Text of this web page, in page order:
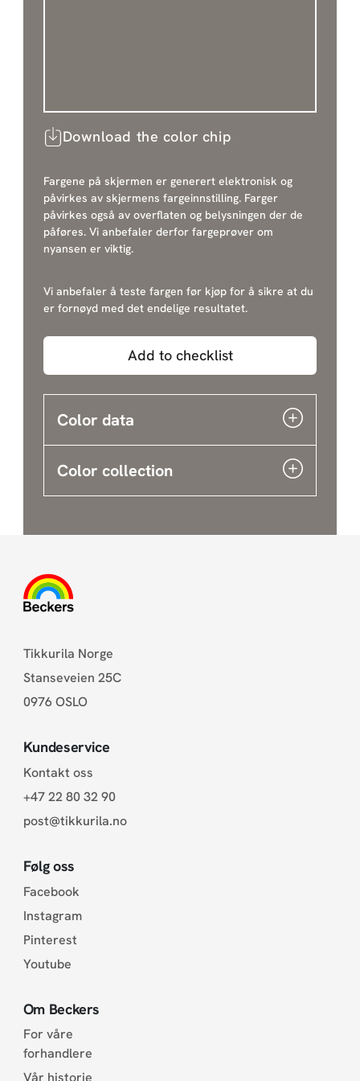
Download the color chip
Fargene på skjermen er generert elektronisk og
påvirkes av skjermens fargeinnstilling. Farger
påvirkes også av overflaten og belysningen der de
påføres. Vi anbefaler derfor fargeprøver om
nyansen er viktig.
Vi anbefaler å teste fargen før kjøp for å sikre at du
er fornøyd med det endelige resultatet.
Add to checklist
Color data
Color collection
Tikkurila Norge
Stanseveien 25C
0976 OSLO
Kundeservice
Kontakt oss
+47 22 80 32 90
post@tikkurila.no
Følg oss
Facebook
Instagram
Pinterest
Youtube
Om Beckers
For våre
forhandlere
Vår historie